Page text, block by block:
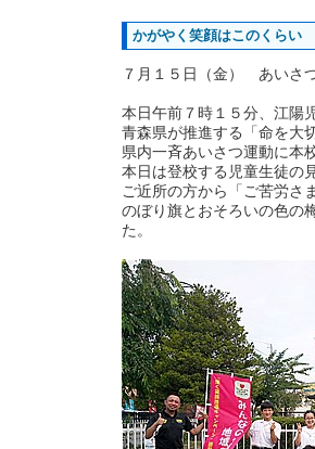
かがやく笑顔はこのくらい
７月１５日（金） あいさ
本日午前７時１５分、江陽
青森県が推進する「命を大
県内一斉あいさつ運動に本
本日は登校する児童生徒の
ご近所の方から「ご苦労さ
のぼり旗とおそろいの色の
た。